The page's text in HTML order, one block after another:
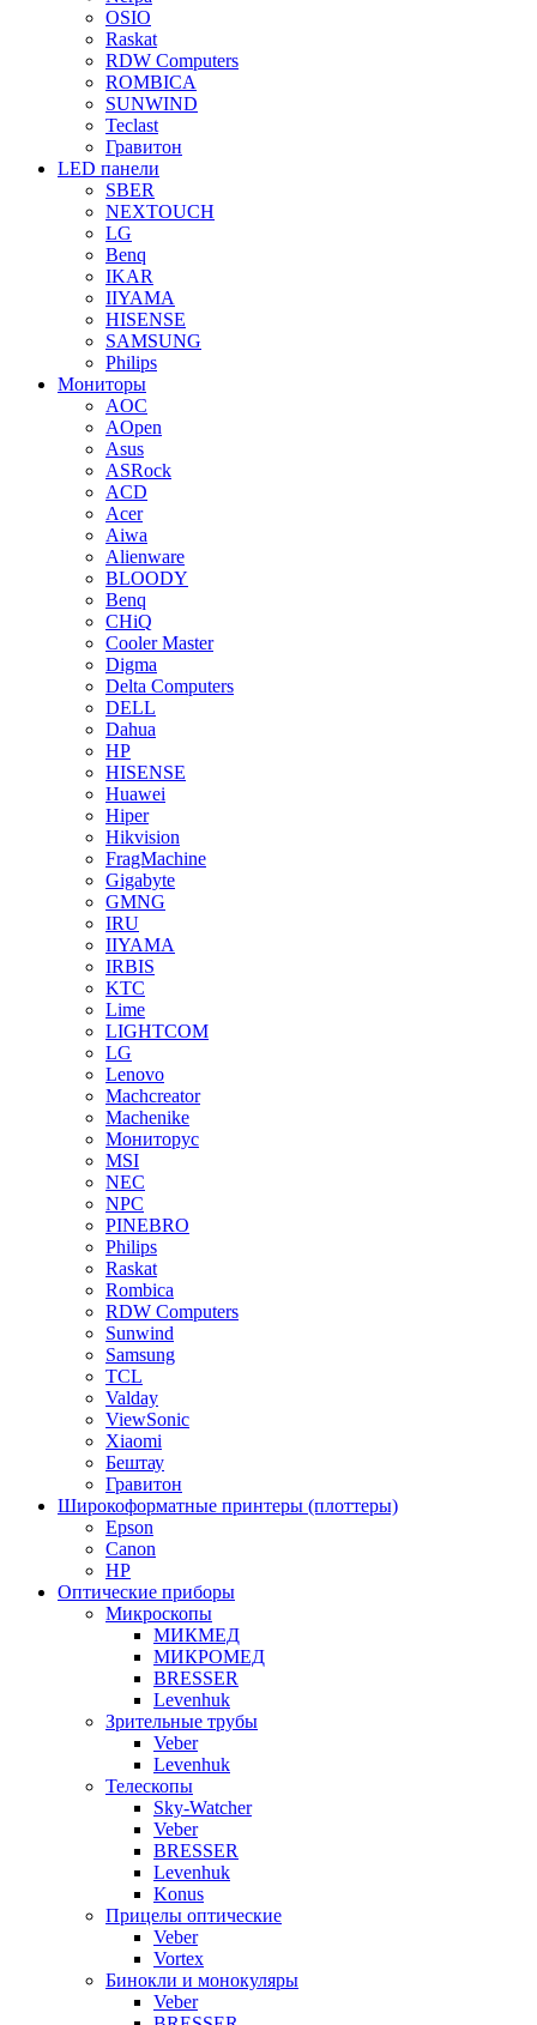
OSIO
Raskat
RDW Computers
ROMBICA
SUNWIND
Teclast
Гравитон
LED панели
SBER
NEXTOUCH
LG
Benq
IKAR
IIYAMA
HISENSE
SAMSUNG
Philips
Мониторы
AOC
AOpen
Asus
ASRock
ACD
Acer
Aiwa
Alienware
BLOODY
Benq
CHiQ
Cooler Master
Digma
Delta Computers
DELL
Dahua
HP
HISENSE
Huawei
Hiper
Hikvision
FragMachine
Gigabyte
GMNG
IRU
IIYAMA
IRBIS
KTC
Lime
LIGHTCOM
LG
Lenovo
Machcreator
Machenike
Мониторус
MSI
NEC
NPC
PINEBRO
Philips
Raskat
Rombica
RDW Computers
Sunwind
Samsung
TCL
Valday
ViewSonic
Xiaomi
Бештау
Гравитон
Широкоформатные принтеры (плоттеры)
Epson
Canon
HP
Оптические приборы
Микроскопы
МИКМЕД
МИКРОМЕД
BRESSER
Levenhuk
Зрительные трубы
Veber
Levenhuk
Телескопы
Sky-Watcher
Veber
BRESSER
Levenhuk
Konus
Прицелы оптические
Veber
Vortex
Бинокли и монокуляры
Veber